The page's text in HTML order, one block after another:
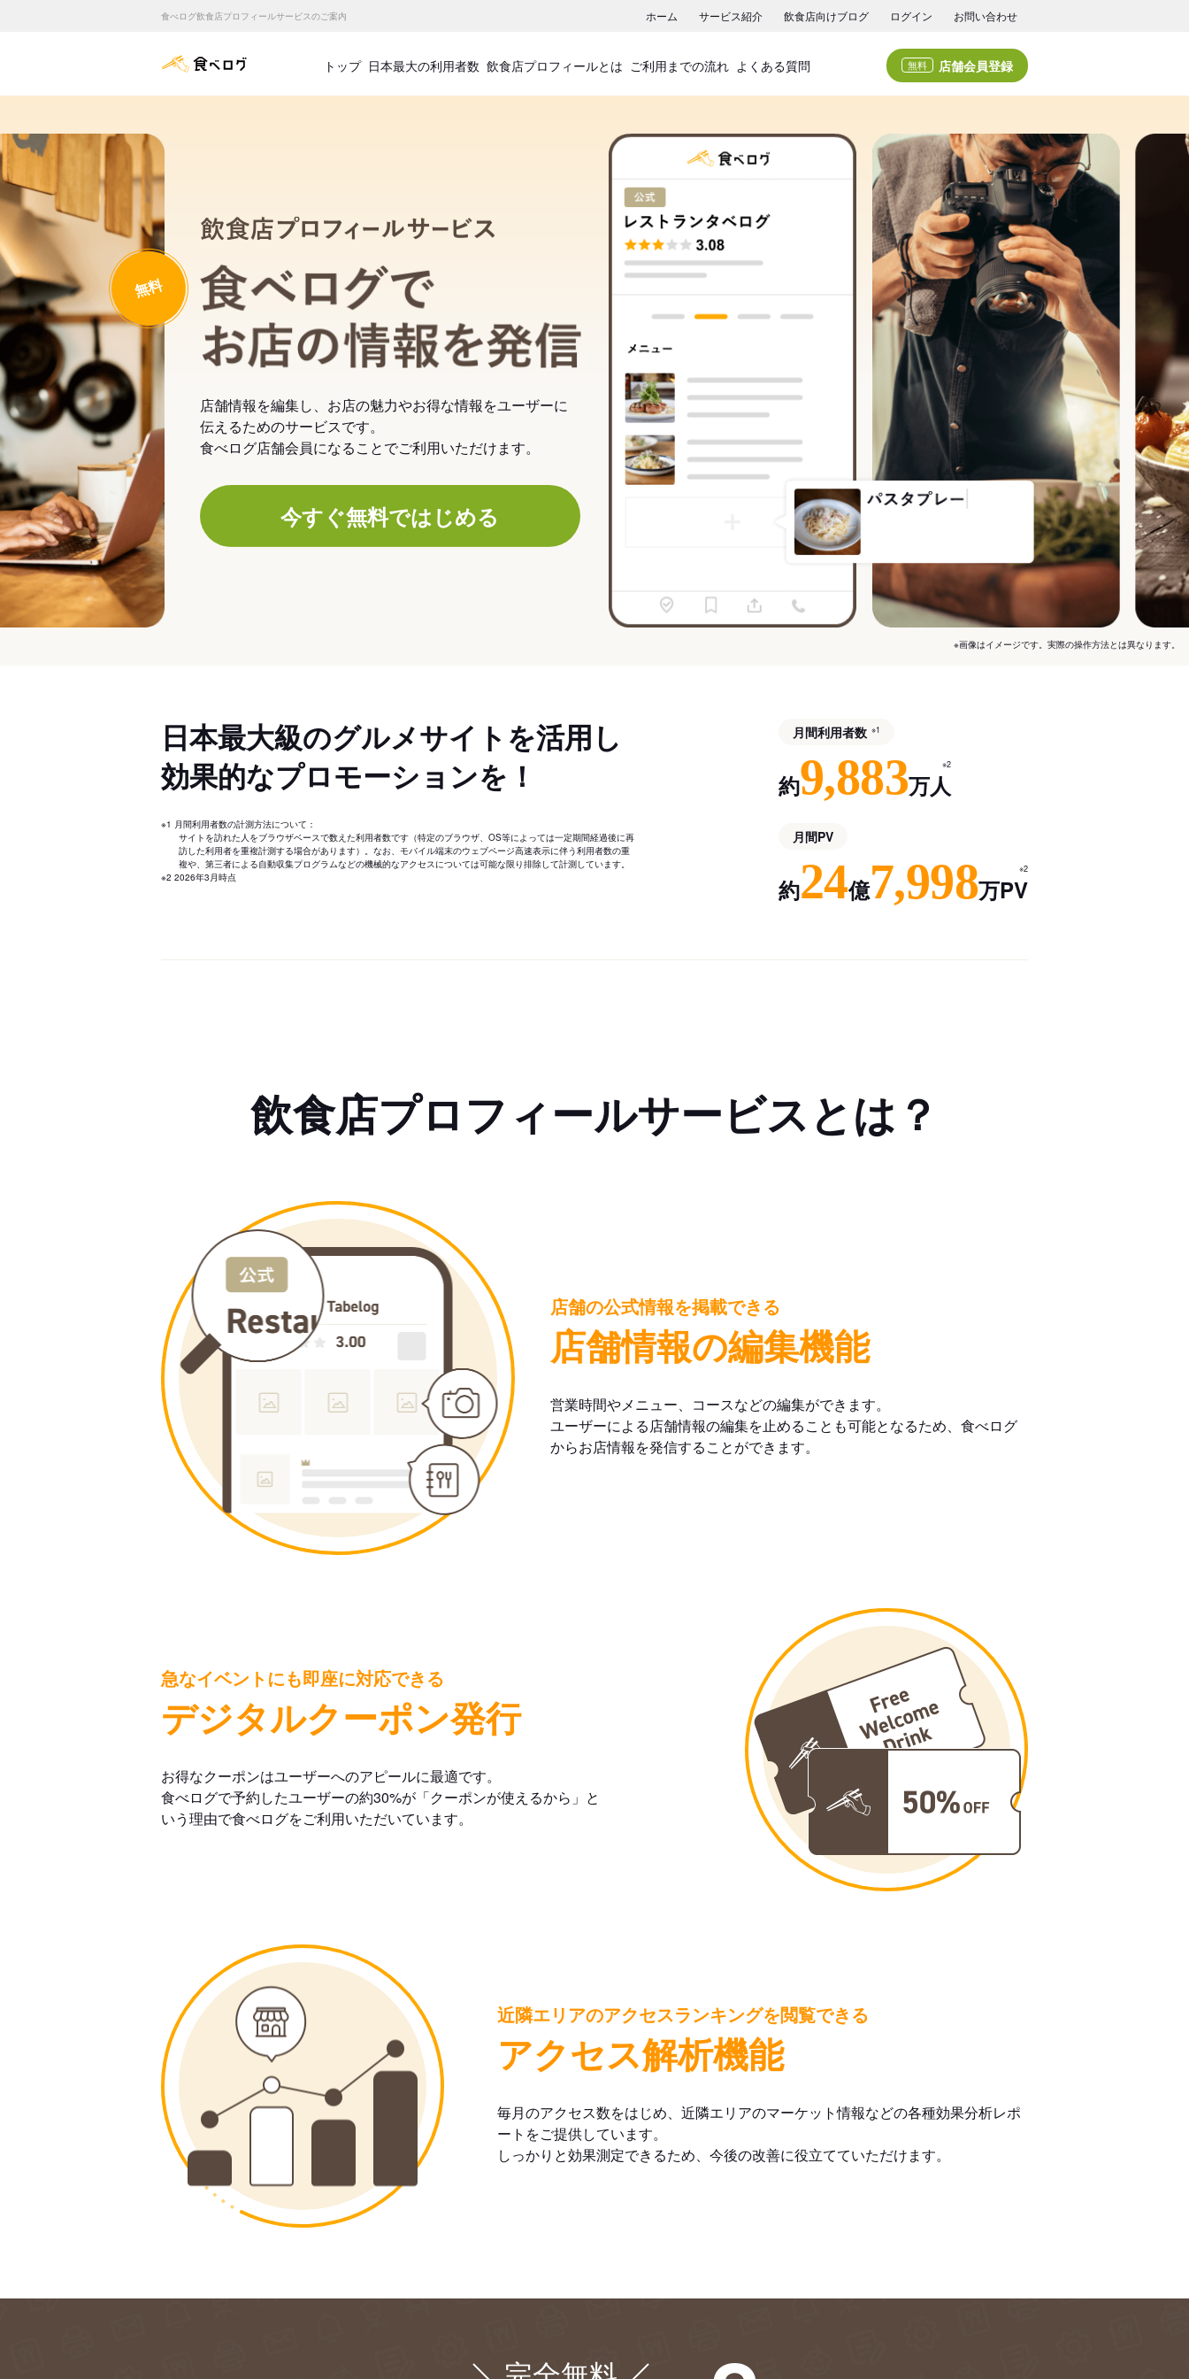
食べログ飲食店プロフィールサービスのご案内 ホーム サービス紹介 飲食店向けブログ ログイン お問い合わせ
食べログ店舗管理画面
トップ 日本最大の利用者数 飲食店プロフィールとは ご利用までの流れ よくある質問 無料 店舗会員登録
飲食店プロフィールサービス
食べログでお店の情報を発信
無料
店舗情報を編集し、お店の魅力やお得な情報をユーザーに
伝えるためのサービスです。
食べログ店舗会員になることでご利用いただけます。
今すぐ無料ではじめる
※画像はイメージです。実際の操作方法とは異なります。
日本最大級のグルメサイトを活用し
効果的なプロモーションを！
※1 月間利用者数の計測方法について：
サイトを訪れた人をブラウザベースで数えた利用者数です（特定のブラウザ、OS等によっては一定期間経過後に再
訪した利用者を重複計測する場合があります）。なお、モバイル端末のウェブページ高速表示に伴う利用者数の重
複や、第三者による自動収集プログラムなどの機械的なアクセスについては可能な限り排除して計測しています。
※2 2026年3月時点
月間利用者数 ※1
約9,883万人
※2
月間PV
約24億7,998万PV
※2
飲食店プロフィールサービスとは？
店舗の公式情報を掲載できる
店舗情報の編集機能
営業時間やメニュー、コースなどの編集ができます。
ユーザーによる店舗情報の編集を止めることも可能となるため、食べログ
からお店情報を発信することができます。
急なイベントにも即座に対応できる
デジタルクーポン発行
お得なクーポンはユーザーへのアピールに最適です。
食べログで予約したユーザーの約30%が「クーポンが使えるから」と
いう理由で食べログをご利用いただいています。
近隣エリアのアクセスランキングを閲覧できる
アクセス解析機能
毎月のアクセス数をはじめ、近隣エリアのマーケット情報などの各種効果分析レポ
ートをご提供しています。
しっかりと効果測定できるため、今後の改善に役立てていただけます。